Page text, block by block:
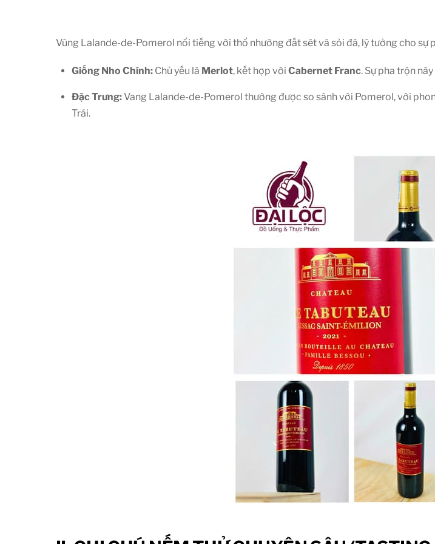
Vùng Lalande-de-Pomerol nổi tiếng với thổ nhưỡng đất sét và sỏi đá, lý tưởng cho sự
Giống Nho Chính:Chủ yếu là Merlot, kết hợp với Cabernet Franc. Sự pha trộn
Đặc Trưng:Vang Lalande-de-Pomerol thường được so sánh với Pomerol, với
Trái.